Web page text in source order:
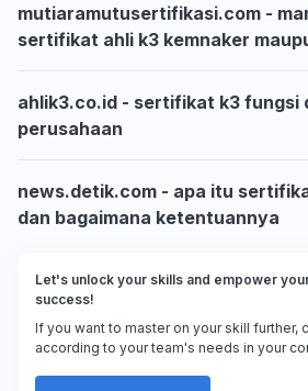
mutiaramutusertifikasi.com -
sertifikat ahli k3 kemnaker
ahlik3.co.id - sertifikat k3 fungsi
perusahaan
news.detik.com - apa itu
dan bagaimana ketentuannya
Let's unlock your skills and empower
success!
If you want to master on your skill further,
according to your team's needs in your